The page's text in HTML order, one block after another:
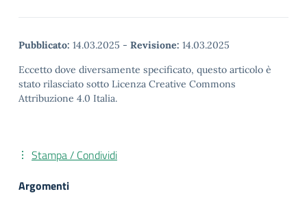
Pubblicato: 14.03.2025 - Revisione: 14.03.2025
Eccetto dove diversamente specificato, questo articolo è
stato rilasciato sotto Licenza Creative Commons
Attribuzione 4.0 Italia.
Stampa / Condividi
Argomenti